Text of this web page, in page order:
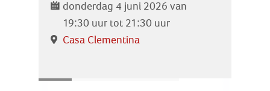
donderdag 4 juni 2026 van
19:30 uur tot 21:30 uur
Casa Clementina